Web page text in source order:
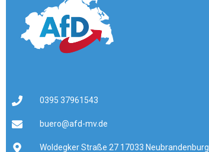
0395 37961543
buero@afd-mv.de
Woldegker Straße 27 17033 Neubrandenburg